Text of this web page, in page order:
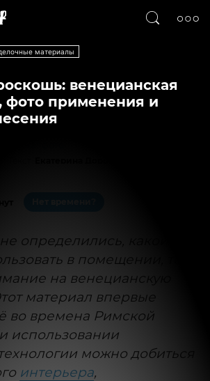
материалы
венецианская
фото применения и
определились, какой
в помещении, то
на венецианскую
материал впервые
во времена Римской
использовании
можно добиться
интерьера,